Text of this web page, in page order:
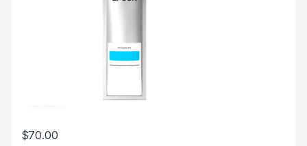
$70.00